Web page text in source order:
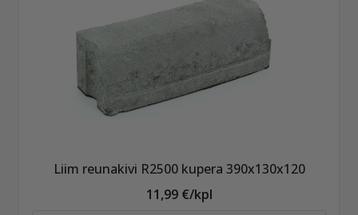
Liim reunakivi R2500 kupera 390x130x120
11,99 €/kpl